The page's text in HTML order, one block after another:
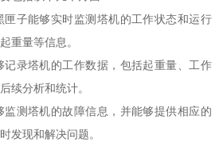
匣子能够实时监测塔机的工作状态和运行
重量等信息。
记录塔机的工作数据，包括起重量、工作
续分析和统计。
测塔机的故障信息，并能够提供相应的
发现和解决问题。